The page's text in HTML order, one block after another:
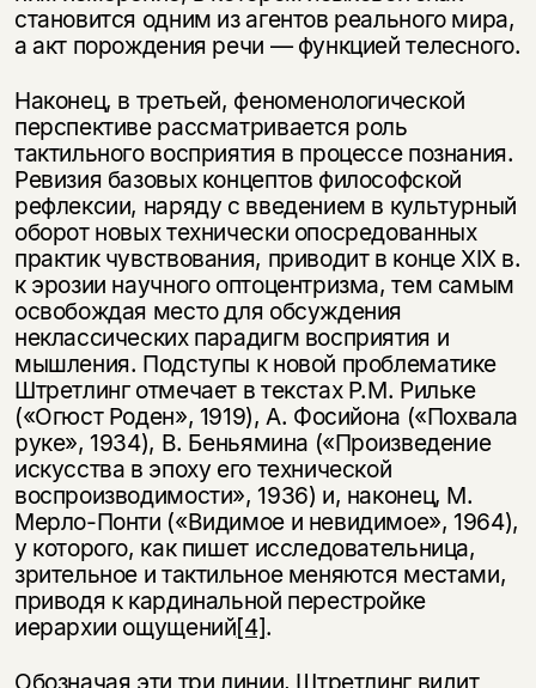
становится одним из агентов реального мира,
а акт порождения речи — функцией телесного.
Наконец, в третьей, феноменологической
перспективе рассматривается роль
тактильного восприятия в процессе познания.
Ревизия базовых концептов философской
рефлексии, наряду с введением в культурный
оборот новых технически опосредованных
практик чувствования, приводит в конце XIX в.
к эрозии научного оптоцентризма, тем самым
освобождая место для обсуждения
неклассических парадигм восприятия и
мышления. Подступы к новой проблематике
Штретлинг отмечает в текстах Р.М. Рильке
(«Огюст Роден», 1919), А. Фосийона («Похвала
руке», 1934), В. Беньямина («Произведение
искусства в эпоху его технической
воспроизводимости», 1936) и, наконец, М.
Мерло-Понти («Видимое и невидимое», 1964),
у которого, как пишет исследовательница,
зрительное и тактильное меняются местами,
приводя к кардинальной перестройке
иерархии ощущений[4].
Обозначая эти три линии, Штретлинг видит